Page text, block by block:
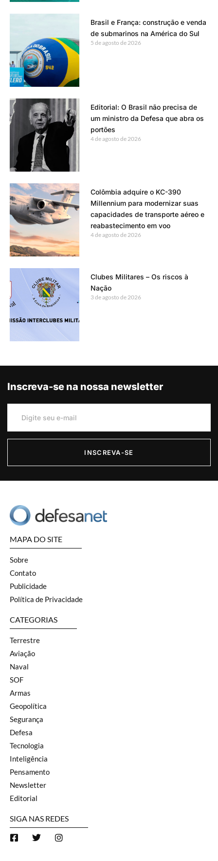
Brasil e França: construção e venda
de submarinos na América do Sul
5 de agosto de 2026
Editorial: O Brasil não precisa de
um ministro da Defesa que abra os
portões
4 de agosto de 2026
Colômbia adquire o KC-390
Millennium para modernizar suas
capacidades de transporte aéreo e
reabastecimento em voo
4 de agosto de 2026
Clubes Militares – Os riscos à
Nação
3 de agosto de 2026
Inscreva-se na nossa newsletter
INSCREVA-SE
MAPA DO SITE
Sobre
Contato
Publicidade
Política de Privacidade
CATEGORIAS
Terrestre
Aviação
Naval
SOF
Armas
Geopolítica
Segurança
Defesa
Tecnologia
Inteligência
Pensamento
Newsletter
Editorial
SIGA NAS REDES